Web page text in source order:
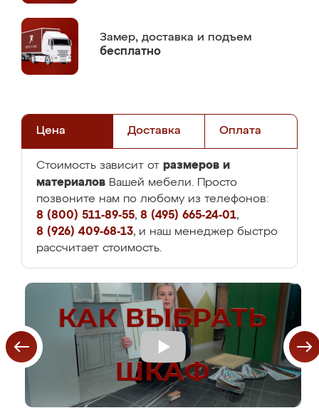
Замер, доставка и подъем
бесплатно
Цена Доставка Оплата
Стоимость зависит от размеров и
материалов Вашей мебели. Просто
позвоните нам по любому из телефонов:
8 (800) 511-89-55, 8 (495) 665-24-01,
8 (926) 409-68-13, и наш менеджер быстро
рассчитает стоимость.